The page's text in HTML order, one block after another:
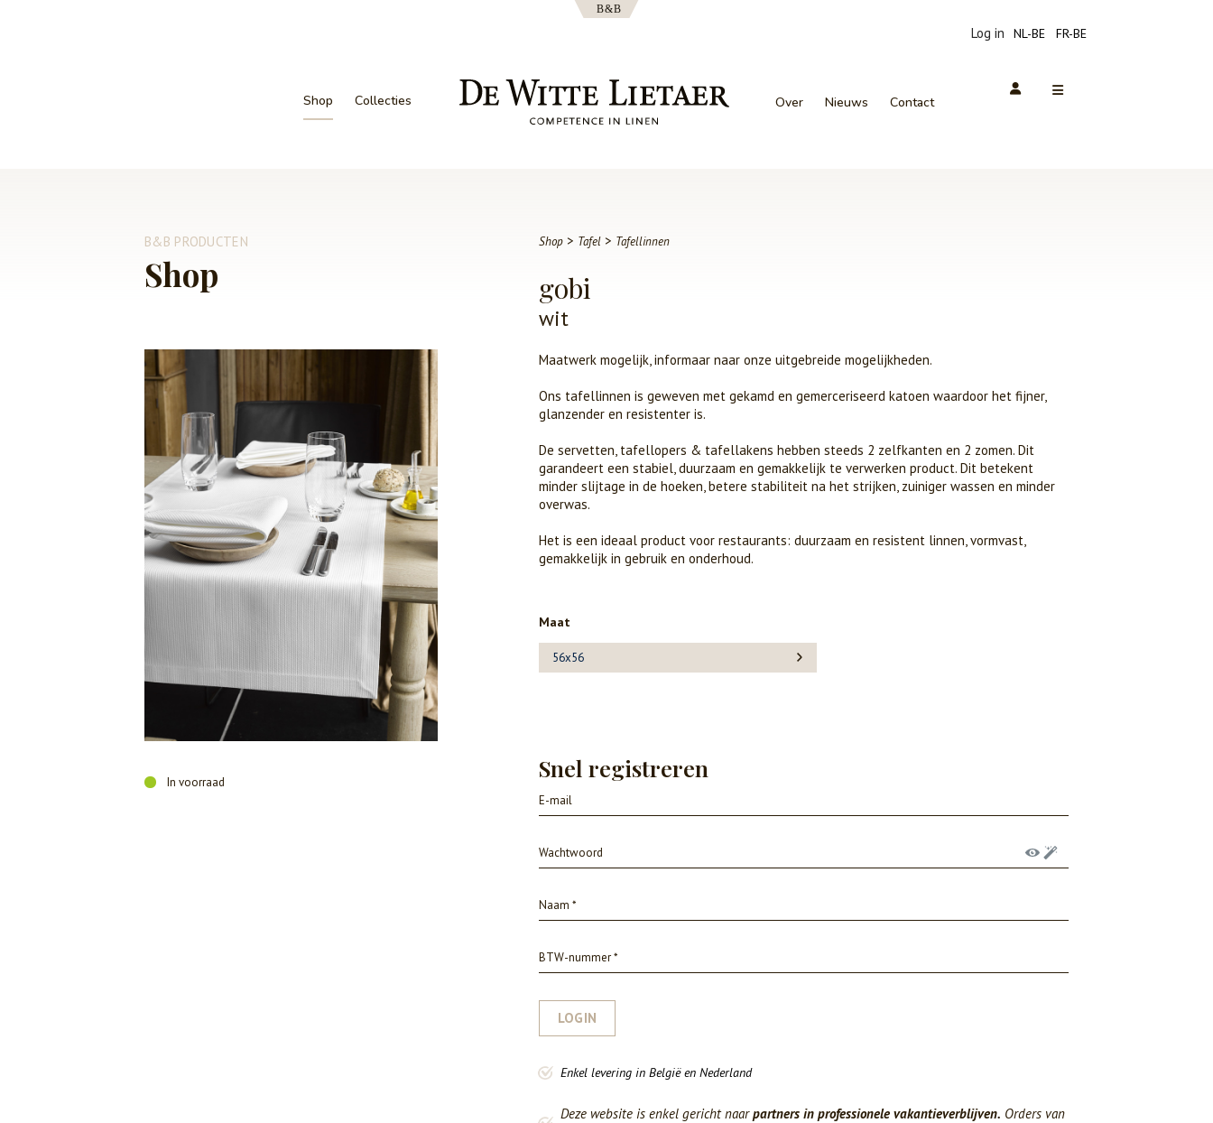
Shop Collecties
Log in NL-BE FR-BE
Over Nieuws Contact
B&B PRODUCTEN
Shop
In voorraad
Shop> Tafel> Tafellinnen
gobi
wit
Maatwerk mogelijk, informaar naar onze uitgebreide mogelijkheden.
Ons tafellinnen is geweven met gekamd en gemerceriseerd katoen waardoor het fijner,
glanzender en resistenter is.
De servetten, tafellopers & tafellakens hebben steeds 2 zelfkanten en 2 zomen. Dit
garandeert een stabiel, duurzaam en gemakkelijk te verwerken product. Dit betekent
minder slijtage in de hoeken, betere stabiliteit na het strijken, zuiniger wassen en minder
overwas.
Het is een ideaal product voor restaurants: duurzaam en resistent linnen, vormvast,
gemakkelijk in gebruik en onderhoud.
Maat
56x56
Snel registreren
LOGIN
Enkel levering in België en Nederland
Deze website is enkel gericht naarpartners in professionele vakantieverblijven. Orders van